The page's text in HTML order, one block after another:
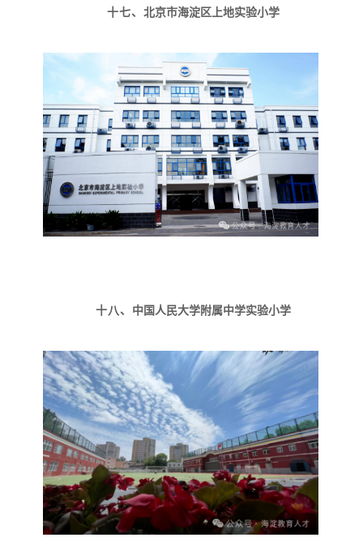
十七、 北京市海淀区上地实验小学
十八、 中国人民大学附属中学实验小学